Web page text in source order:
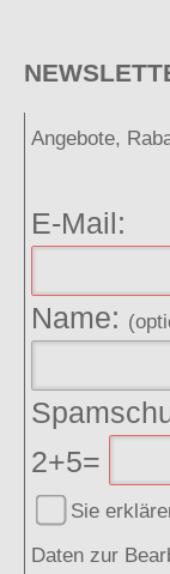
Angebote,
E-Mail:
Name:
2+5=
Sie
Daten zur